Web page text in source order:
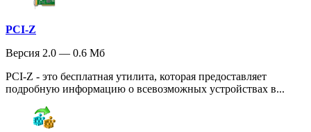
PCI-Z
Версия 2.0 — 0.6 Мб
PCI-Z - это бесплатная утилита, которая предоставляет
подробную информацию о всевозможных устройствах в...